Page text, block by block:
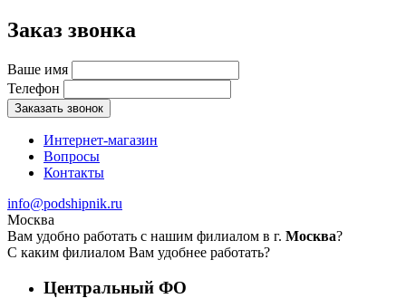
Заказ звонка
Ваше имя
Телефон
Заказать звонок
Интернет-магазин
Вопросы
Контакты
info@podshipnik.ru
Москва
Вам удобно работать с нашим филиалом в г. Москва?
С каким филиалом Вам удобнее работать?
Центральный ФО